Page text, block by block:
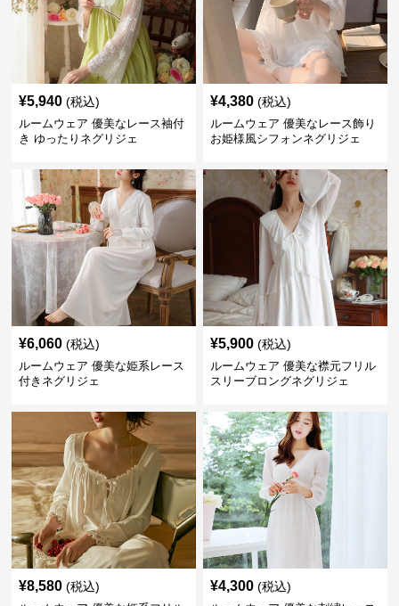
¥5,940 (税込)
ルームウェア 優美なレース袖付
き ゆったりネグリジェ
¥4,380 (税込)
ルームウェア 優美なレース飾り
お姫様風シフォンネグリジェ
¥6,060 (税込)
ルームウェア 優美な姫系レース
付きネグリジェ
¥5,900 (税込)
ルームウェア 優美な襟元フリル
スリーブロングネグリジェ
¥8,580 (税込) ¥4,300 (税込)